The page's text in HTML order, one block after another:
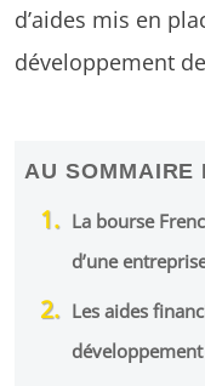
d’aides mis en
développement
AU SOMMAIRE
La bourse
d’une
Les aides
développement